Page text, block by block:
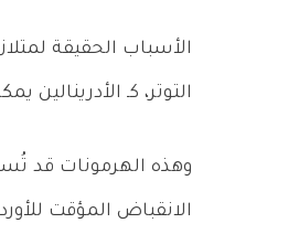
الأسباب الحقيقة
التوتر، كـ
وهذه الهرمونات قد
الانقباض المؤقت